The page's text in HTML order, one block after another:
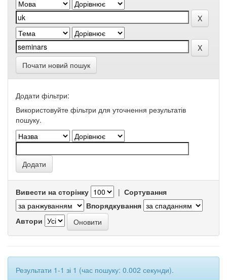
Почати новий пошук
Додати фільтри:
Використовуйте фільтри для уточнення результатів
пошуку.
Вивести на сторінку | Сортування
Впорядкування
Автори
Результати 1-1 зі 1 (час пошуку: 0.002 секунди).